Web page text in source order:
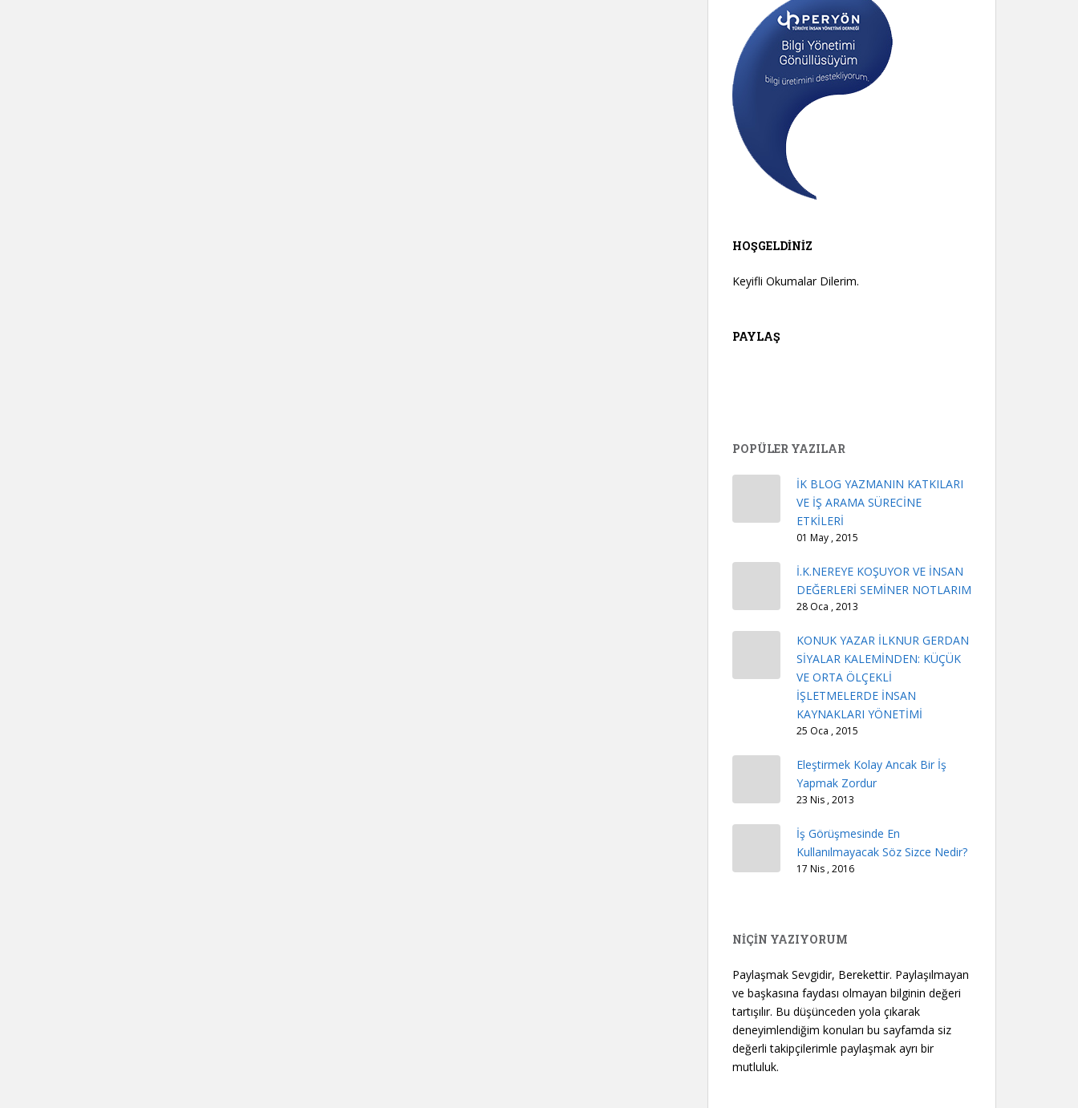
HOŞGELDINIZ
Keyifli Okumalar Dilerim.
PAYLAŞ
POPÜLER YAZILAR
İK BLOG YAZMANIN KATKILARI
VE İŞ ARAMA SÜRECİNE
ETKİLERİ
01 May , 2015
İ.K.NEREYE KOŞUYOR VE İNSAN
DEĞERLERİ SEMİNER NOTLARIM
28 Oca , 2013
KONUK YAZAR İLKNUR GERDAN
SİYALAR KALEMİNDEN: KÜÇÜK
VE ORTA ÖLÇEKLİ
İŞLETMELERDE İNSAN
KAYNAKLARI YÖNETİMİ
25 Oca , 2015
Eleştirmek Kolay Ancak Bir İş
Yapmak Zordur
23 Nis , 2013
İş Görüşmesinde En
Kullanılmayacak Söz Sizce Nedir?
17 Nis , 2016
NİÇİN YAZIYORUM
Paylaşmak Sevgidir, Berekettir. Paylaşılmayan
ve başkasına faydası olmayan bilginin değeri
tartışılır. Bu düşünceden yola çıkarak
deneyimlendiğim konuları bu sayfamda siz
değerli takipçilerimle paylaşmak ayrı bir
mutluluk.